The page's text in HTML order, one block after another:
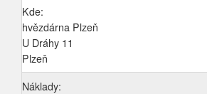
Kde:
hvězdárna Plzeň
U Dráhy 11
Plzeň
Náklady: